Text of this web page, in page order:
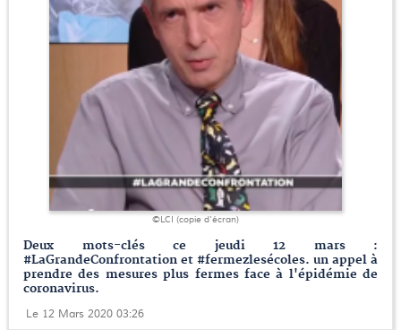
©LCI (copie d'écran)
Deux mots-clés ce jeudi 12 mars :
#LaGrandeConfrontation et #fermezlesécoles. un appel à
prendre des mesures plus fermes face à l'épidémie de
coronavirus.
Le 12 Mars 2020 03:26